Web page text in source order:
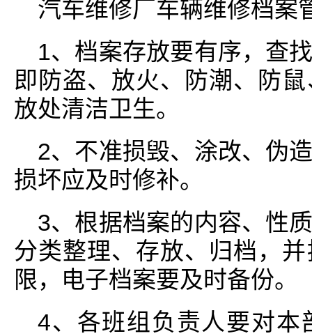
汽车维修厂车辆维修档案
1、档案存放要有序，查
即防盗、放火、防潮、防
放处清洁卫生。
2、不准损毁、涂改、伪
损坏应及时修补。
3、根据档案的内容、性
分类整理、存放、归档，
限，电子档案要及时备份。
4、各班组负责人要对本